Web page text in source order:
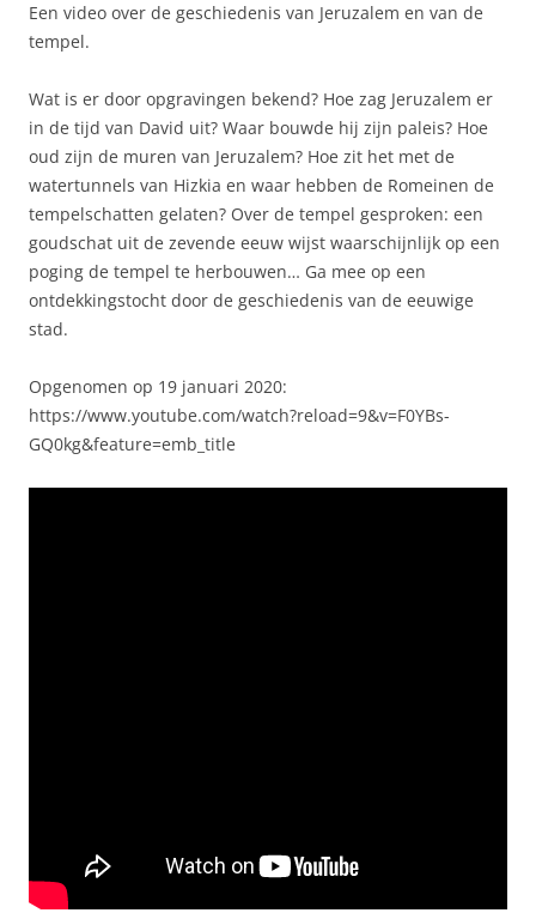
Een video over de geschiedenis van Jeruzalem en van de
tempel.
Wat is er door opgravingen bekend? Hoe zag Jeruzalem er
in de tijd van David uit? Waar bouwde hij zijn paleis? Hoe
oud zijn de muren van Jeruzalem? Hoe zit het met de
watertunnels van Hizkia en waar hebben de Romeinen de
tempelschatten gelaten? Over de tempel gesproken: een
goudschat uit de zevende eeuw wijst waarschijnlijk op een
poging de tempel te herbouwen… Ga mee op een
ontdekkingstocht door de geschiedenis van de eeuwige
stad.
Opgenomen op 19 januari 2020:
https://www.youtube.com/watch?reload=9&v=F0YBs-
GQ0kg&feature=emb_title